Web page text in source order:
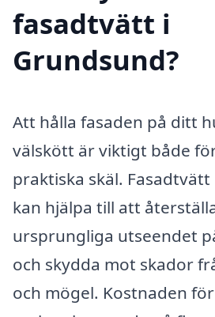
fasadtvätt i
Grundsund?
Att hålla fasaden på ditt
välskött är viktigt både
praktiska skäl.
kan hjälpa till att
ursprungliga utseendet
och skydda mot skador
och mögel. Kostnaden